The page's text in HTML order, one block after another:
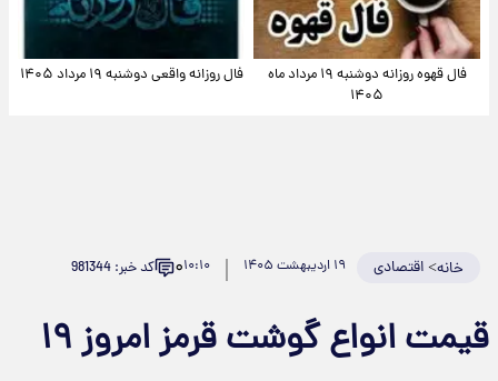
فال قهوه روزانه دوشنبه ۱۹ مرداد ماه
۱۴۰۵
فال روزانه واقعی دوشنبه ۱۹ مرداد ۱۴۰۵
خانه>اقتصادی ۱۰:۱۰۰ کد خبر: 981344
قیمت انواع گوشت قرمز امروز ۱۹